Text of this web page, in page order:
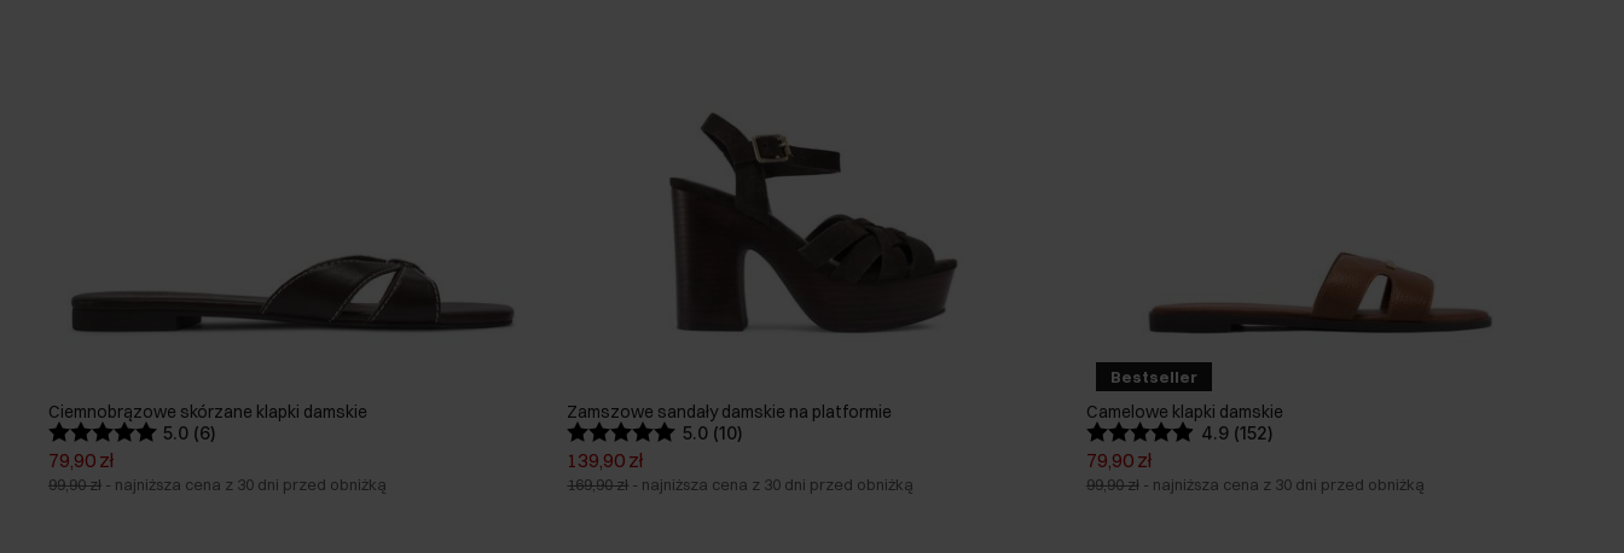
Ciemnobrązowe skórzane klapki damskie
5.0 (6)
79,90 zł
99,90 zł - najniższa cena z 30 dni przed obniżką
Zamszowe sandały damskie na platformie
5.0 (10)
139,90 zł
169,90 zł - najniższa cena z 30 dni przed obniżką
Bestseller
Camelowe klapki damskie
4.9 (152)
79,90 zł
99,90 zł - najniższa cena z 30 dni przed obniżką